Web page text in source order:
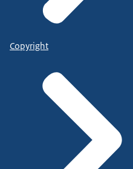
Copyright